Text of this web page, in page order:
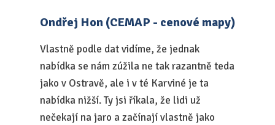
Ondřej Hon (CEMAP - cenové mapy)
Vlastně podle dat vidíme, že jednak
nabídka se nám zúžila ne tak razantně teda
jako v Ostravě, ale i v té Karviné je ta
nabídka nižší. Ty jsi říkala, že lidi už
nečekají na jaro a začínají vlastně jako